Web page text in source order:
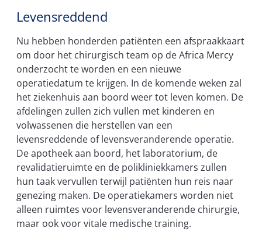
Levensreddend
Nu hebben honderden patiënten een afspraakkaart
om door het chirurgisch team op de Africa Mercy
onderzocht te worden en een nieuwe
operatiedatum te krijgen. In de komende weken zal
het ziekenhuis aan boord weer tot leven komen. De
afdelingen zullen zich vullen met kinderen en
volwassenen die herstellen van een
levensreddende of levensveranderende operatie.
De apotheek aan boord, het laboratorium, de
revalidatieruimte en de polikliniekkamers zullen
hun taak vervullen terwijl patiënten hun reis naar
genezing maken. De operatiekamers worden niet
alleen ruimtes voor levensveranderende chirurgie,
maar ook voor vitale medische training.